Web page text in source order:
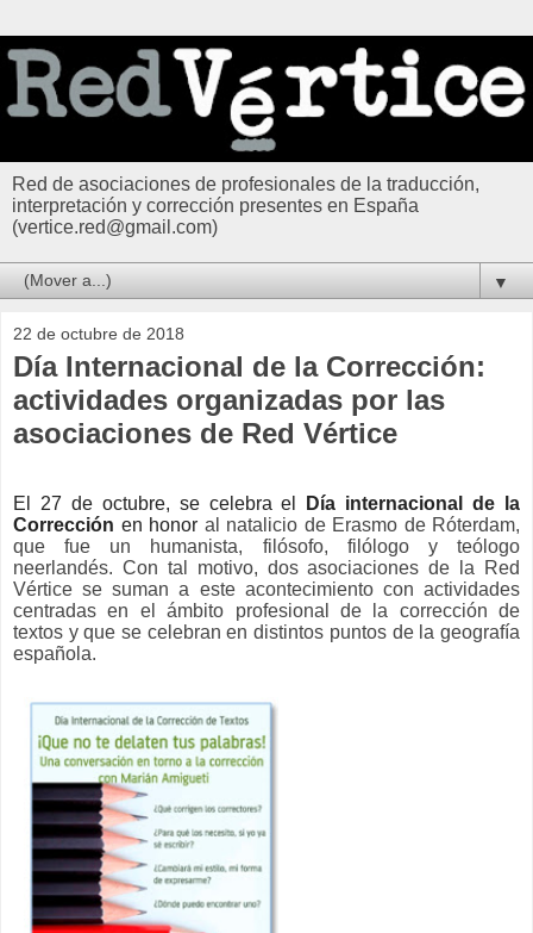
Red de asociaciones de profesionales de la traducción,
interpretación y corrección presentes en España
(vertice.red@gmail.com)
▼
22 de octubre de 2018
Día Internacional de la Corrección:
actividades organizadas por las
asociaciones de Red Vértice
El 27 de octubre, se celebra el
Día internacional de la
Corrección en honor al natalicio de Erasmo de Róterdam,
que fue un humanista, filósofo, filólogo y teólogo
neerlandés. Con tal motivo, dos asociaciones de la Red
Vértice se suman a este acontecimiento con actividades
centradas en el ámbito profesional de la corrección de
textos y que se celebran en distintos puntos de la geografía
española.